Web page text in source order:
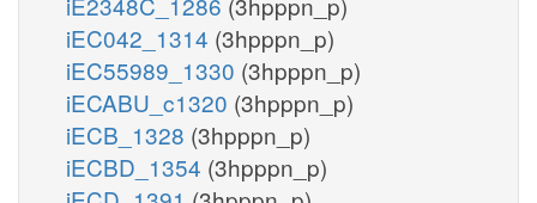
iEC042_1314 (3hpppn_p)
iEC55989_1330 (3hpppn_p)
iECABU_c1320 (3hpppn_p)
iECB_1328 (3hpppn_p)
iECBD_1354 (3hpppn_p)